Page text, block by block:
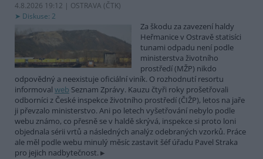
4.8.2026 19:12 | OSTRAVA (ČTK)
Diskuse: 2
Za škodu za zavezení haldy
Heřmanice v Ostravě statisíci
tunami odpadu není podle
ministerstva životního
prostředí (MŽP) nikdo
odpovědný a neexistuje oficiální viník. O rozhodnutí resortu
informoval web Seznam Zprávy. Kauzu čtyři roky prošetřovali
odborníci z České inspekce životního prostředí (ČIŽP), letos na jaře
ji převzalo ministerstvo. Ani po letech vyšetřování nebylo podle
webu známo, co přesně se v haldě skrývá, inspekce si proto loni
objednala sérii vrtů a následných analýz odebraných vzorků. Práce
ale měl podle webu minulý měsíc zastavit šéf úřadu Pavel Straka
pro jejich nadbytečnost.